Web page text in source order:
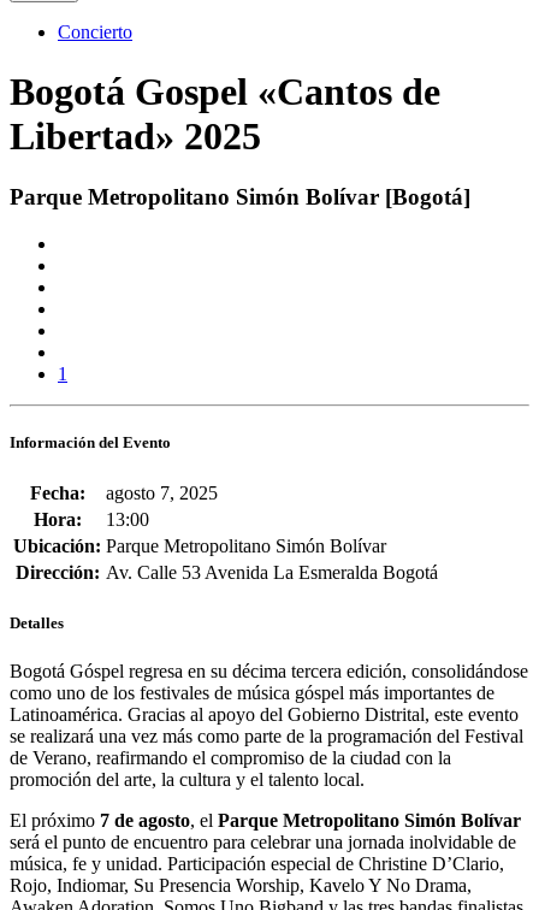
Concierto
Bogotá Gospel «Cantos de
Libertad» 2025
Parque Metropolitano Simón Bolívar [Bogotá]
1
Información del Evento
Fecha:
agosto 7, 2025
Hora:
13:00
Ubicación: Parque Metropolitano Simón Bolívar
Dirección: Av. Calle 53 Avenida La Esmeralda Bogotá
Detalles
Bogotá Góspel regresa en su décima tercera edición, consolidándose
como uno de los festivales de música góspel más importantes de
Latinoamérica. Gracias al apoyo del Gobierno Distrital, este evento
se realizará una vez más como parte de la programación del Festival
de Verano, reafirmando el compromiso de la ciudad con la
promoción del arte, la cultura y el talento local.
El próximo 7 de agosto, el Parque Metropolitano Simón Bolívar
será el punto de encuentro para celebrar una jornada inolvidable de
música, fe y unidad. Participación especial de Christine D’Clario,
Rojo, Indiomar, Su Presencia Worship, Kavelo Y No Drama,